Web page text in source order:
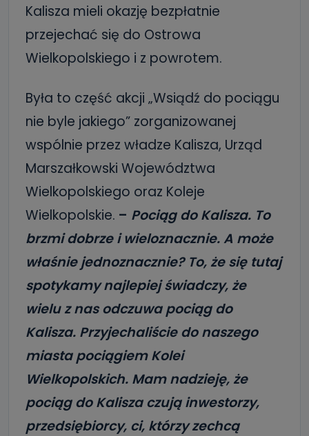
Kalisza mieli okazję bezpłatnie
przejechać się do Ostrowa
Wielkopolskiego i z powrotem.
Była to część akcji „Wsiądź do pociągu
nie byle jakiego” zorganizowanej
wspólnie przez władze Kalisza, Urząd
Marszałkowski Województwa
Wielkopolskiego oraz Koleje
Wielkopolskie. – Pociąg do Kalisza. To
brzmi dobrze i wieloznacznie. A może
właśnie jednoznacznie? To, że się tutaj
spotykamy najlepiej świadczy, że
wielu z nas odczuwa pociąg do
Kalisza. Przyjechaliście do naszego
miasta pociągiem Kolei
Wielkopolskich. Mam nadzieję, że
pociąg do Kalisza czują inwestorzy,
przedsiębiorcy, ci, którzy zechcą